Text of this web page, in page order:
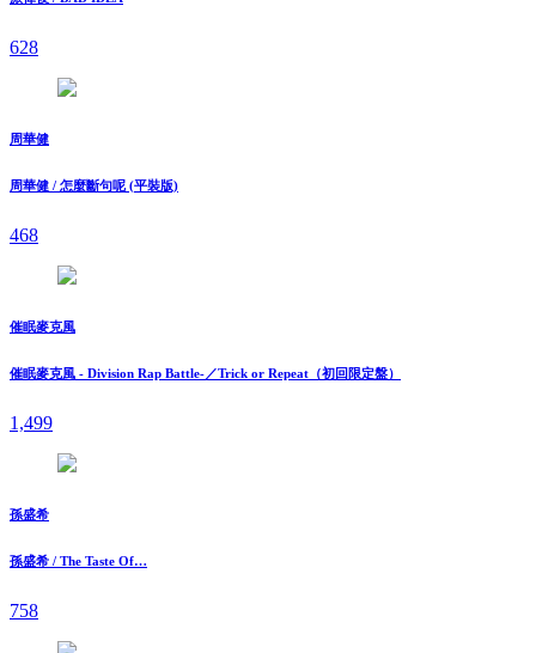
628
周華健
周華健 / 怎麼斷句呢 (平裝版)
468
催眠麥克風
催眠麥克風 - Division Rap Battle-／Trick or Repeat（初回限定盤）
1,499
孫盛希
孫盛希 / The Taste Of…
758